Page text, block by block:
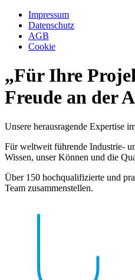
Impressum
Datenschutz
AGB
Cookie
„Für Ihre
Freude an der
Unsere herausragende Expertise
Für weltweit führende Industrie-
Wissen, unser Können und die
Über 150 hochqualifizierte und
Team zusammenstellen.